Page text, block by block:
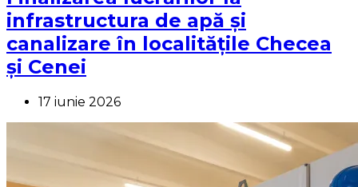
infrastructura de apă și
canalizare în localitățile Checea
și Cenei
17 iunie 2026